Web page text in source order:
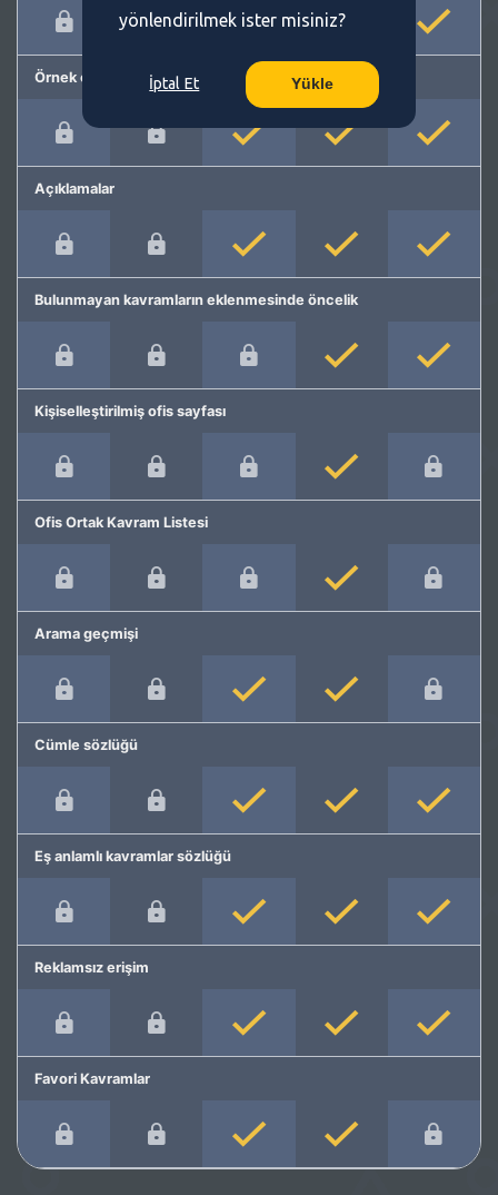
Örnek cümleler
Açıklamalar
Bulunmayan kavramların eklenmesinde öncelik
Kişiselleştirilmiş ofis sayfası
Ofis Ortak Kavram Listesi
Arama geçmişi
Cümle sözlüğü
Eş anlamlı kavramlar sözlüğü
Reklamsız erişim
Favori Kavramlar
yönlendirilmek ister misiniz?
İptal Et Yükle